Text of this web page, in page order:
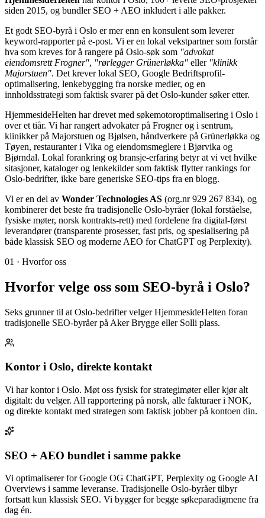
siden 2015, og bundler SEO + AEO inkludert i alle pakker.
Et godt SEO-byrå i Oslo er mer enn en konsulent som leverer
keyword-rapporter på e-post. Vi er en lokal vekstpartner som forstår
hva som kreves for å rangere på Oslo-søk som "advokat
eiendomsrett Frogner", "rørlegger Grünerløkka" eller "klinikk
Majorstuen". Det krever lokal SEO, Google Bedriftsprofil-
optimalisering, lenkebygging fra norske medier, og en
innholdsstrategi som faktisk svarer på det Oslo-kunder søker etter.
HjemmesideHelten har drevet med søkemotoroptimalisering i Oslo i
over et tiår. Vi har rangert advokater på Frogner og i sentrum,
klinikker på Majorstuen og Bjølsen, håndverkere på Grünerløkka og
Tøyen, restauranter i Vika og eiendomsmeglere i Bjørvika og
Bjørndal. Lokal forankring og bransje-erfaring betyr at vi vet hvilke
sitasjoner, kataloger og lenkekilder som faktisk flytter rankings for
Oslo-bedrifter, ikke bare generiske SEO-tips fra en blogg.
Vi er en del av Wonder Technologies AS (org.nr 929 267 834), og
kombinerer det beste fra tradisjonelle Oslo-byråer (lokal forståelse,
fysiske møter, norsk kontrakts-rett) med fordelene fra digital-først
leverandører (transparente prosesser, fast pris, og spesialisering på
både klassisk SEO og moderne AEO for ChatGPT og Perplexity).
01 · Hvorfor oss
Hvorfor velge oss som SEO-byrå i Oslo?
Seks grunner til at Oslo-bedrifter velger HjemmesideHelten foran
tradisjonelle SEO-byråer på Aker Brygge eller Solli plass.
Kontor i Oslo, direkte kontakt
Vi har kontor i Oslo. Møt oss fysisk for strategimøter eller kjør alt
digitalt: du velger. All rapportering på norsk, alle fakturaer i NOK,
og direkte kontakt med strategen som faktisk jobber på kontoen din.
SEO + AEO bundlet i samme pakke
Vi optimaliserer for Google OG ChatGPT, Perplexity og Google AI
Overviews i samme leveranse. Tradisjonelle Oslo-byråer tilbyr
fortsatt kun klassisk SEO. Vi bygger for begge søkeparadigmene fra
dag én.